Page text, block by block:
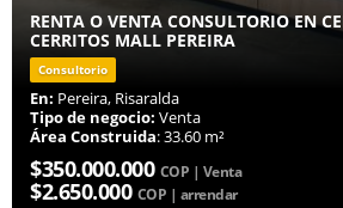
RENTA O VENTA CONSULTORIO EN
CERRITOS MALL PEREIRA
Consultorio
En: Pereira, Risaralda
Tipo de negocio: Venta
Área Construida: 33.60 m²
$350.000.000 COP | Venta
$2.650.000 COP | arrendar